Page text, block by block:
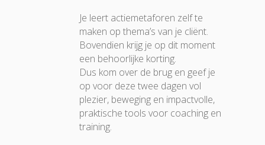
Je leert actiemetaforen zelf te
maken op thema’s van je cliënt.
Bovendien krijg je op dit moment
een behoorlijke korting.
Dus kom over de brug en geef je
op voor deze twee dagen vol
plezier, beweging en impactvolle,
praktische tools voor coaching en
training.